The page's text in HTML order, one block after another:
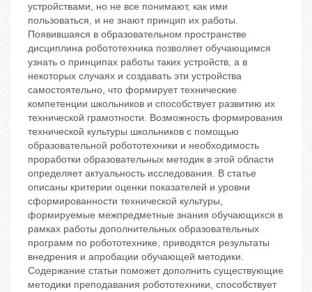
устройствами, но не все понимают, как ими
пользоваться, и не знают принцип их работы.
Появившаяся в образовательном пространстве
дисциплина робототехника позволяет обучающимся
узнать о принципах работы таких устройств, а в
некоторых случаях и создавать эти устройства
самостоятельно, что формирует технические
компетенции школьников и способствует развитию их
технической грамотности. Возможность формирования
технической культуры школьников с помощью
образовательной робототехники и необходимость
проработки образовательных методик в этой области
определяет актуальность исследования. В статье
описаны критерии оценки показателей и уровни
сформированности технической культуры,
формируемые межпредметные знания обучающихся в
рамках работы дополнительных образовательных
программ по робототехнике, приводятся результаты
внедрения и апробации обучающей методики.
Содержание статьи поможет дополнить существующие
методики преподавания робототехники, способствует